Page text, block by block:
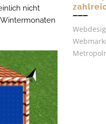
nicht